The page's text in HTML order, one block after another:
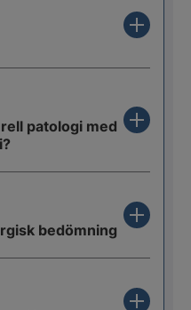
patologi med
bedömning